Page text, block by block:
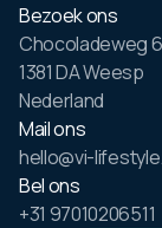
Bezoek ons
Chocoladeweg 6
1381 DA Weesp
Nederland
Mail ons
hello@vi-
Bel ons
+31 97010206511